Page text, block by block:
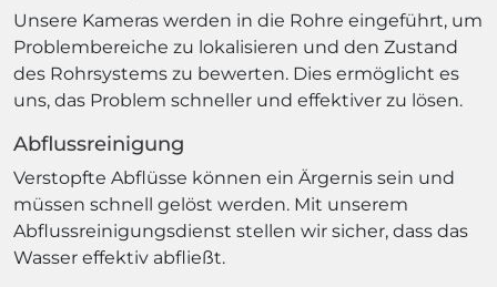
Unsere Kameras werden in die Rohre eingeführt, um
Problembereiche zu lokalisieren und den Zustand
des Rohrsystems zu bewerten. Dies ermöglicht es
uns, das Problem schneller und effektiver zu lösen.
Abflussreinigung
Verstopfte Abflüsse können ein Ärgernis sein und
müssen schnell gelöst werden. Mit unserem
Abflussreinigungsdienst stellen wir sicher, dass das
Wasser effektiv abfließt.